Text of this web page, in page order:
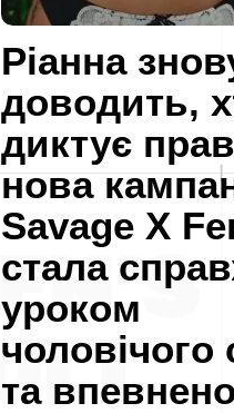
Ріанна
доводить,
диктує
нова
Savage X
стала
уроком
та